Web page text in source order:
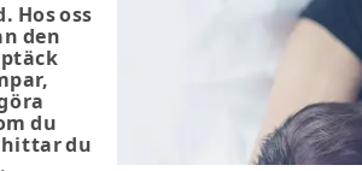
Hos oss
den
du
du